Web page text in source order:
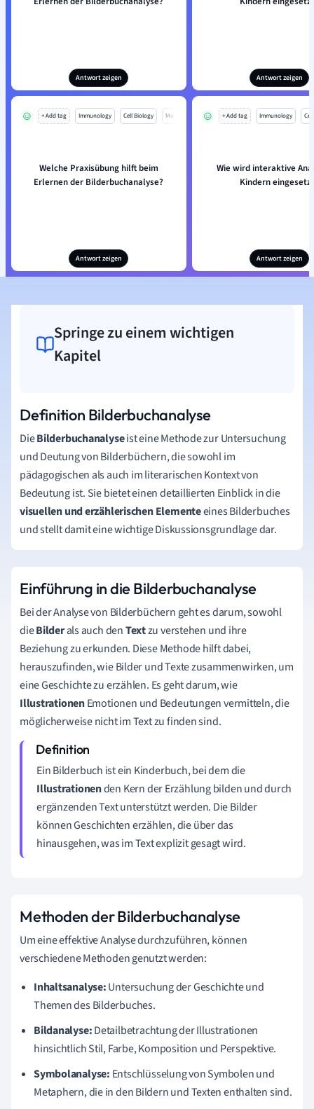
Antwort zeigen Antwort zeigen
+ Add tag Immunology Cell Biology Mo
Welche Praxisübung hilft beim
Erlernen der Bilderbuchanalyse?
Antwort zeigen
+ Add tag Immunology
Wie wird interaktive
Kindern
Antwort zeigen
Springe zu einem wichtigen
Kapitel
Definition Bilderbuchanalyse
DieBilderbuchanalyseist eine Methode zur Untersuchung
und Deutung von Bilderbüchern, die sowohl im
pädagogischen als auch im literarischen Kontext von
Bedeutung ist. Sie bietet einen detaillierten Einblick in die
visuellen und erzählerischen Elementeeines Bilderbuches
und stellt damit eine wichtige Diskussionsgrundlage dar.
Einführung in die Bilderbuchanalyse
Bei der Analyse von Bilderbüchern geht es darum, sowohl
dieBilderals auch denTextzu verstehen und ihre
Beziehung zu erkunden. Diese Methode hilft dabei,
herauszufinden, wie Bilder und Texte zusammenwirken, um
eine Geschichte zu erzählen. Es geht darum, wie
IllustrationenEmotionen und Bedeutungen vermitteln, die
möglicherweise nicht im Text zu finden sind.
Ein Bilderbuch ist ein Kinderbuch, bei dem die
Illustrationenden Kern der Erzählung bilden und durch
ergänzenden Text unterstützt werden. Die Bilder
können Geschichten erzählen, die über das
hinausgehen, was im Text explizit gesagt wird.
Methoden der Bilderbuchanalyse
Um eine effektive Analyse durchzuführen, können
verschiedene Methoden genutzt werden:
Inhaltsanalyse:Untersuchung der Geschichte und
Themen des Bilderbuches.
Bildanalyse:Detailbetrachtung der Illustrationen
hinsichtlich Stil, Farbe, Komposition und Perspektive.
Symbolanalyse: Entschlüsselung von Symbolen und
Metaphern, die in den Bildern und Texten enthalten sind.